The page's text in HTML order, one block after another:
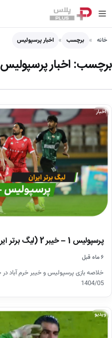
خانه برچسب اخبار پرسپولیس
برچسب: اخبار پرسپولیس
اخبار
پرسپولیس 1 – خیبر 2 (لیگ برتر ایران)
۶ ماه قبل
1404/05
ویدیو